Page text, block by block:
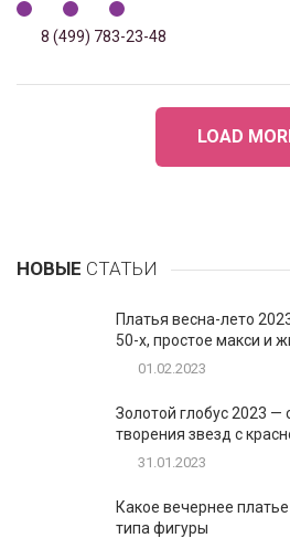
8 (499) 783-23-48
LOAD
НОВЫЕ СТАТЬИ
Платья весна-лето
50-х, простое макси и
01.02.2023
Золотой глобус 2023
творения звезд с
31.01.2023
Какое вечернее
типа фигуры